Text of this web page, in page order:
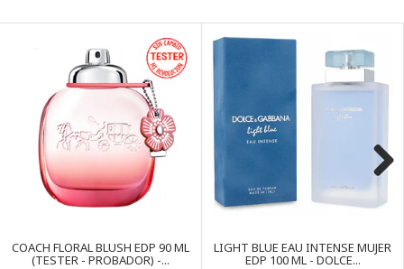
COACH FLORAL BLUSH EDP 90 ML
(TESTER - PROBADOR) -...
LIGHT BLUE EAU INTENSE MUJER
EDP 100 ML - DOLCE...
Next